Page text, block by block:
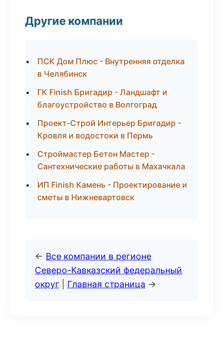
Другие компании
ПСК Дом Плюс - Внутренняя отделка
в Челябинск
ГК Finish Бригадир - Ландшафт и
благоустройство в Волгоград
Проект-Строй Интерьер Бригадир -
Кровля и водостоки в Пермь
Строймастер Бетон Мастер -
Сантехнические работы в Махачкала
ИП Finish Камень - Проектирование и
сметы в Нижневартовск
← Все компании в регионе
Северо-Кавказский федеральный
округ
Главная страница →